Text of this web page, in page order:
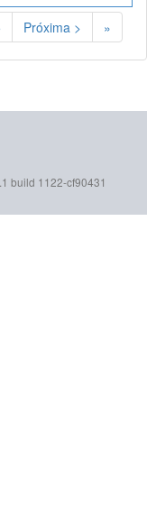
Próxima > »
build 1122-cf90431